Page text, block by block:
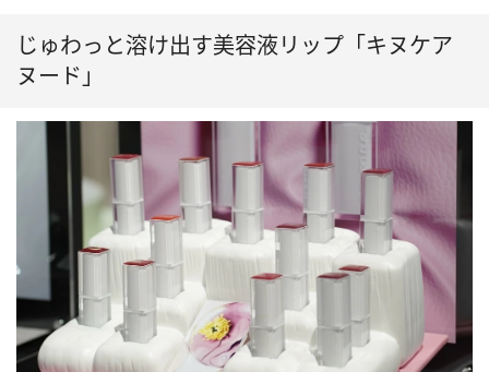
じゅわっと溶け出す美容液リップ「キヌケア
ヌード」